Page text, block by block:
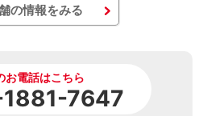
の情報をみる
お電話はこちら
7647